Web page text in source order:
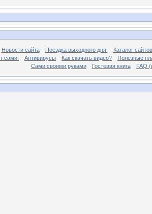
Новости сайта Поездка выходного дня.
Каталог сайтов
сами.
Антивирусы Как скачать видео?
Полезные
Сами своими руками
Гостевая книга FAQ